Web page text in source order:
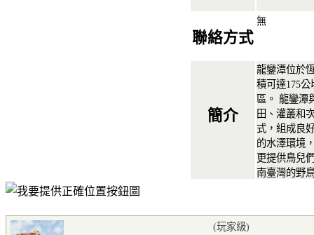
聯絡方式
無
簡介
龍鑾潭位於
積可達175
區。 龍鑾潭
田、灌叢和
式，組成良
的水澤環境
更提供鳥兒
南臺灣的野
(玩家級)